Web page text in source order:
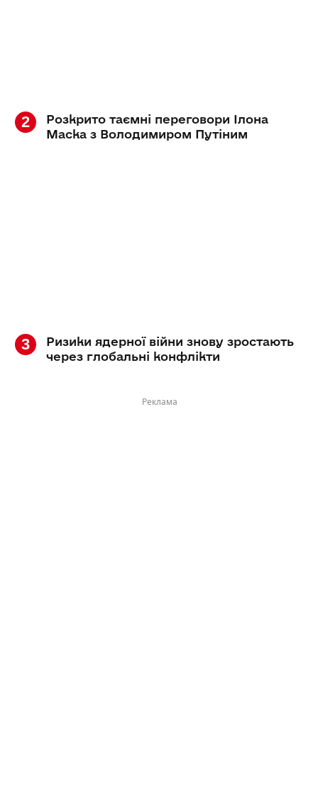
Розкрито таємні переговори Ілона
Маска з Володимиром Путіним
Ризики ядерної війни знову зростають
через глобальні конфлікти
Реклама